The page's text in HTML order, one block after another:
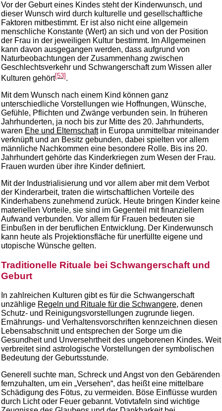
Vor der Geburt eines Kindes steht der Kinderwunsch, und
dieser Wunsch wird durch kulturelle und gesellschaftliche
Faktoren mitbestimmt. Er ist also nicht eine allgemein
menschliche Konstante (Wert) an sich und von der Position
der Frau in der jeweiligen Kultur bestimmt. Im Allgemeinen
kann davon ausgegangen werden, dass aufgrund von
Naturbeobachtungen der Zusammenhang zwischen
Geschlechtsverkehr und Schwangerschaft zum Wissen aller
Kulturen gehört[53] .
Mit dem Wunsch nach einem Kind können ganz
unterschiedliche Vorstellungen wie Hoffnungen, Wünsche,
Gefühle, Pflichten und Zwänge verbunden sein. In früheren
Jahrhunderten, ja noch bis zur Mitte des 20. Jahrhunderts,
waren Ehe und Elternschaftin Europa unmittelbar miteinander
verknüpft und an Besitz gebunden, dabei spielten vor allem
männliche Nachkommen eine besondere Rolle. Bis ins 20.
Jahrhundert gehörte das Kinderkriegen zum Wesen der Frau.
Frauen wurden über ihre Kinder definiert.
Mit der Industrialisierung und vor allem aber mit dem Verbot
der Kinderarbeit, traten die wirtschaftlichen Vorteile des
Kinderhabens zunehmend zurück. Heute bringen Kinder keine
materiellen Vorteile, sie sind im Gegenteil mit finanziellem
Aufwand verbunden. Vor allem für Frauen bedeuten sie
Einbußen in der beruflichen Entwicklung. Der Kinderwunsch
kann heute als Projektionsfläche für unerfüllte eigene und
utopische Wünsche gelten.
Traditionelle Rituale bei Schwangerschaft und
Geburt
In zahlreichen Kulturen gibt es für die Schwangerschaft
unzählige Regeln und Rituale für die Schwangere, denen
Schutz- und Reinigungsvorstellungen zugrunde liegen.
Ernährungs- und Verhaltensvorschriften kennzeichnen diesen
Lebensabschnitt und entsprechen der Sorge um die
Gesundheit und Unversehrtheit des ungeborenen Kindes. Weit
verbreitet sind astrologische Vorstellungen der symbolischen
Bedeutung der Geburtsstunde.
Generell suchte man, Schreck und Angst von den Gebärenden
fernzuhalten, um ein „Versehen“, das heißt eine mittelbare
Schädigung des Fötus, zu vermeiden. Böse Einflüsse wurden
durch Licht oder Feuer gebannt. Votivtafeln sind wichtige